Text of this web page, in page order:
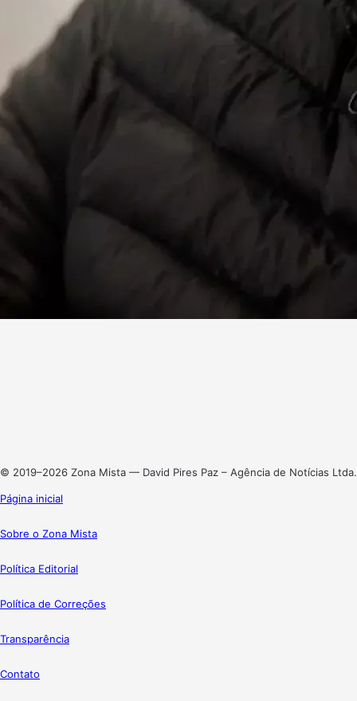
© 2019–2026 Zona Mista — David Pires Paz – Agência de Notícias Ltda.
Página inicial
Sobre o Zona Mista
Política Editorial
Política de Correções
Transparência
Contato